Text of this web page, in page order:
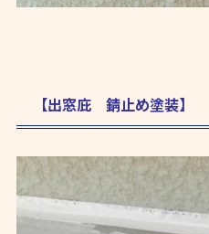
【出窓庇 錆止め塗装】